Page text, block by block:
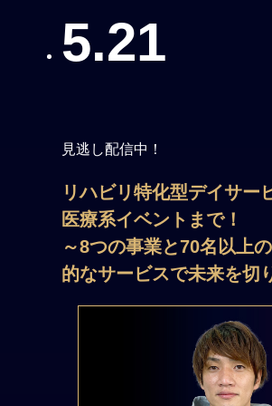
5.21
見逃し配信中！
リハビリ特化型デイサー
医療系イベントまで！
～8つの事業と70名以上
的なサービスで未来を切